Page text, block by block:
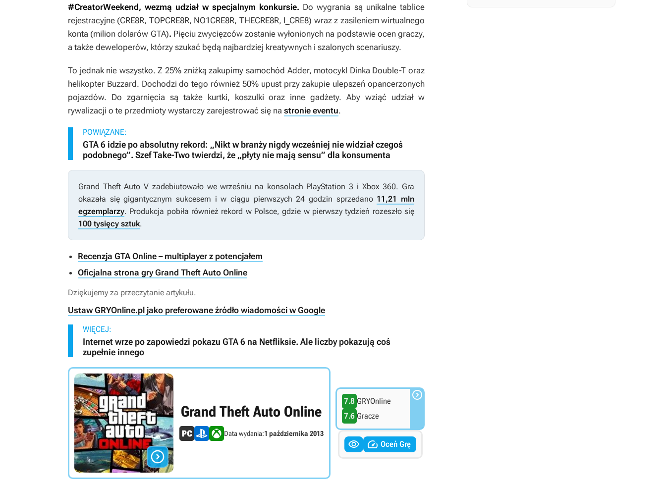
#CreatorWeekend, wezmą udział w specjalnym konkursie. Do wygrania są unikalne tablice
rejestracyjne (CRE8R, TOPCRE8R, NO1CRE8R, THECRE8R, I_CRE8) wraz z zasileniem wirtualnego
konta (milion dolarów GTA). Pięciu zwycięzców zostanie wyłonionych na podstawie ocen graczy,
a także deweloperów, którzy szukać będą najbardziej kreatywnych i szalonych scenariuszy.
To jednak nie wszystko. Z 25% zniżką zakupimy samochód Adder, motocykl Dinka Double-T oraz
helikopter Buzzard. Dochodzi do tego również 50% upust przy zakupie ulepszeń opancerzonych
pojazdów. Do zgarnięcia są także kurtki, koszulki oraz inne gadżety. Aby wziąć udział w
rywalizacji o te przedmioty wystarczy zarejestrować się na stronie eventu.
POWIĄZANE:
GTA 6 idzie po absolutny rekord: „Nikt w branży nigdy wcześniej nie widział czegoś
podobnego”. Szef Take-Two twierdzi, że „płyty nie mają sensu” dla konsumenta
Grand Theft Auto V zadebiutowało we wrześniu na konsolach PlayStation 3 i Xbox 360. Gra
okazała się gigantycznym sukcesem i w ciągu pierwszych 24 godzin sprzedano 11,21 mln
egzemplarzy. Produkcja pobiła również rekord w Polsce, gdzie w pierwszy tydzień rozeszło się
100 tysięcy sztuk.
Recenzja GTA Online – multiplayer z potencjałem
Oficjalna strona gry Grand Theft Auto Online
Dziękujemy za przeczytanie artykułu.
Ustaw GRYOnline.pl jako preferowane źródło wiadomości w Google
WIĘCEJ:
Internet wrze po zapowiedzi pokazu GTA 6 na Netfliksie. Ale liczby pokazują coś
zupełnie innego

Grand Theft Auto Online
Data wydania:1 października 2013
7.8 GRYOnline
7.6 Gracze

  Oceń Grę